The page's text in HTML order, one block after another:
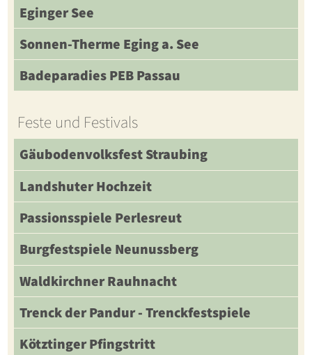
Eginger See
Sonnen-Therme Eging a. See
Badeparadies PEB Passau
Feste und Festivals
Gäubodenvolksfest Straubing
Landshuter Hochzeit
Passionsspiele Perlesreut
Burgfestspiele Neunussberg
Waldkirchner Rauhnacht
Trenck der Pandur - Trenckfestspiele
Kötztinger Pfingstritt